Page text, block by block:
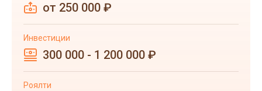
от 250 000 ₽
Инвестиции
300 000 - 1 200 000 ₽
Роялти